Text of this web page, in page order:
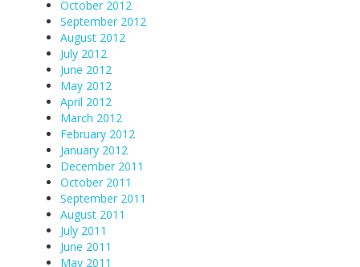
October 2012
September 2012
August 2012
July 2012
June 2012
May 2012
April 2012
March 2012
February 2012
January 2012
December 2011
October 2011
September 2011
August 2011
July 2011
June 2011
May 2011